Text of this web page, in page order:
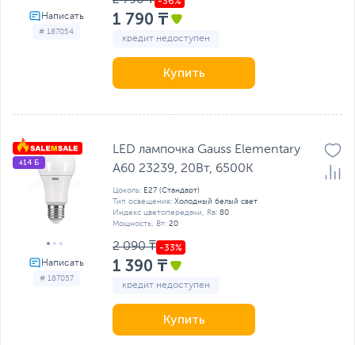
# 187054
1 790 ₸
кредит недоступен
Купить
# 187057
+14 Б
LED лампочка Gauss Elementary
A60 23239, 20Вт, 6500K
Цоколь: E27 (Стандарт)
Тип освещения: Холодный белый свет
Индекс цветопередачи, Ra: 80
Мощность, Вт: 20
2 090 ₸
1 390 ₸
кредит недоступен
Купить